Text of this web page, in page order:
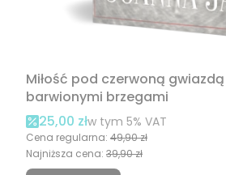
Miłość pod czerwoną
barwionymi brzegami
Cena promocyjna brutto
25,00 złw tym %s VAT
w tym 5% VAT
Cena regularna: 49,90 zł
Najniższa cena: 39,90 zł